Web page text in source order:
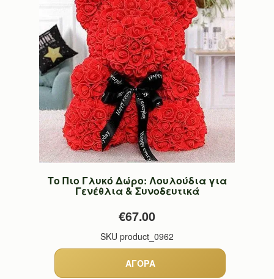
Το Πιο Γλυκό Δώρο: Λουλούδια για
Γενέθλια & Συνοδευτικά
€67.00
SKU product_0962